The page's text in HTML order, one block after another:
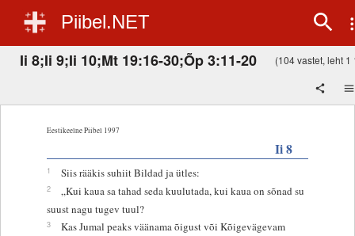
Piibel.NET
Ii 8;Ii 9;Ii 10;Mt 19:16-30;Õp 3:11-20 (104 vastet, leht 1
Eestikeelne Piibel 1997
Ii 8
1 Siis rääkis suhiit Bildad ja ütles:
2
„Kui kaua sa tahad seda kuulutada, kui kaua on sõnad su
suust nagu tugev tuul?
3
Kas Jumal peaks väänama õigust või Kõigevägevam